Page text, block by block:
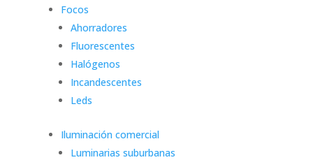
Focos
Ahorradores
Fluorescentes
Halógenos
Incandescentes
Leds
Iluminación comercial
Luminarias suburbanas